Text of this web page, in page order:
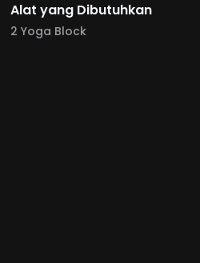
Alat yang Dibutuhkan
2 Yoga Block